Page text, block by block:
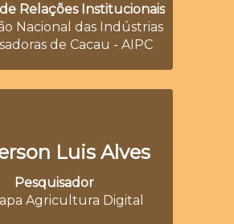
Relações Institucionais
Nacional das Indústrias
de Cacau - AIPC
Luis Alves
Pesquisador
Agricultura Digital